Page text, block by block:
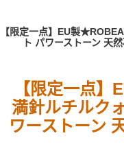
【限定一点】EU製
ト パワーストーン 天
【限定一点
満針ルチルク
ワーストーン